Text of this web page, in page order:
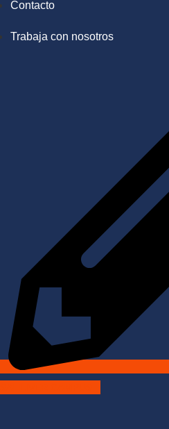
Contacto
Trabaja con nosotros